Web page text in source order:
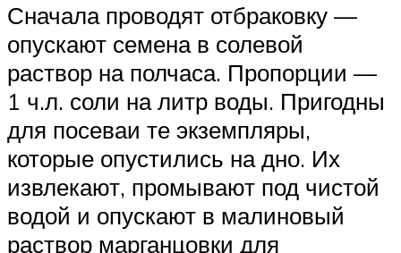
Сначала проводят отбраковку —
опускают семена в солевой
раствор на полчаса. Пропорции —
1 ч.л. соли на литр воды. Пригодны
для посеваи те экземпляры,
которые опустились на дно. Их
извлекают, промывают под чистой
водой и опускают в малиновый
раствор марганцовки для